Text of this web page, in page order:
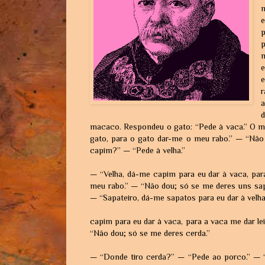
macaco. Respondeu o gato: “Pede à vaca.” O
gato, para o gato dar-me o meu rabo.” —
capim?” — “Pede à velha.”
— “Velha, dá-me capim para eu dar à vaca,
meu rabo.” — “Não dou; só se me deres uns
— “Sapateiro, dá-me sapatos para eu dar à
capim para eu dar à vaca, para a vaca me dar
“Não dou; só se me deres cerda.”
— “Donde tiro cerda?” — “Pede ao porco.” —